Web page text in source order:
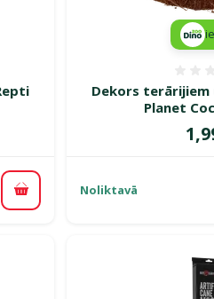
Pievienot grozam
Dekors terārijiem
Planet
Noliktavā